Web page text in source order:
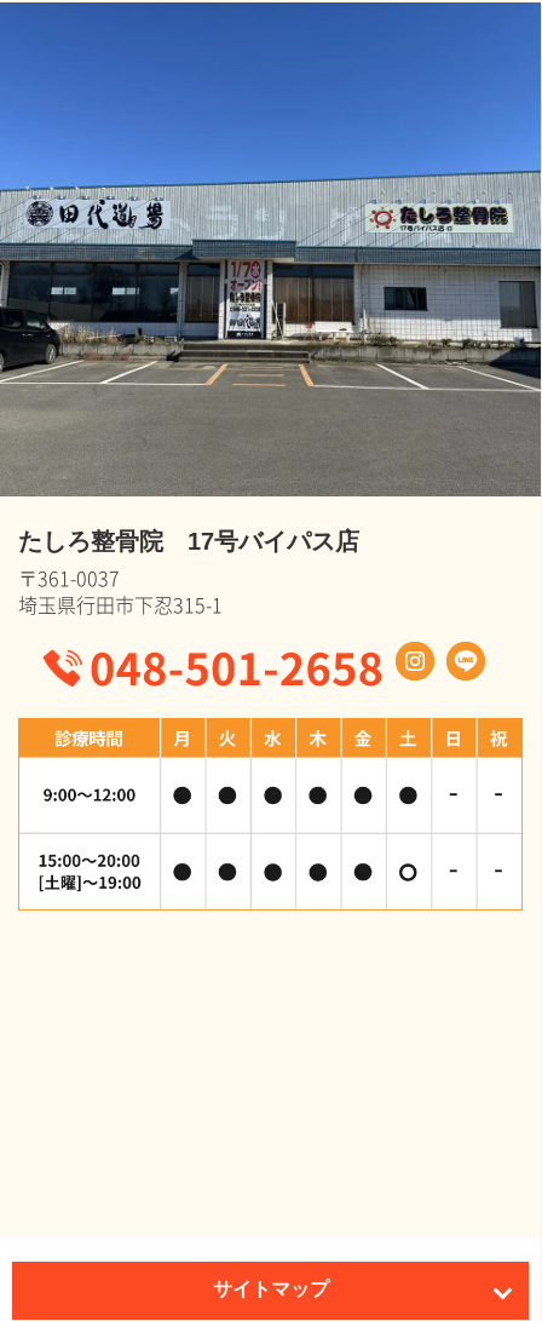
たしろ整骨院 17号バイパス店
〒361-0037
埼玉県行田市下忍315-1
サイトマップ